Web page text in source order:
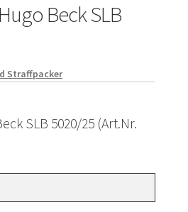
Beck SLB
Straffpacker
SLB 5020/25 (Art.Nr.